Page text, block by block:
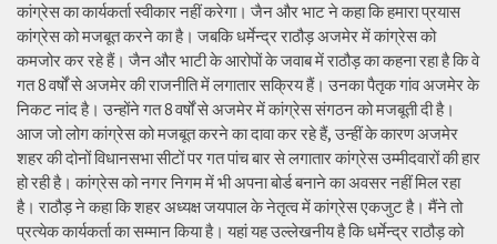
कांग्रेस का कार्यकर्ता स्वीकार नहीं करेगा। जैन और भाट ने कहा कि हमारा प्रयास
कांग्रेस को मजबूत करने का है। जबकि धर्मेन्द्र राठौड़ अजमेर में कांग्रेस को
कमजोर कर रहे हैं। जैन और भाटी के आरोपों के जवाब में राठौड़ का कहना रहा है कि वे
गत 8 वर्षों से अजमेर की राजनीति में लगातार सक्रिय हैं। उनका पैतृक गांव अजमेर के
निकट नांद है। उन्होंने गत 8 वर्षों से अजमेर में कांग्रेस संगठन को मजबूती दी है।
आज जो लोग कांग्रेस को मजबूत करने का दावा कर रहे हैं, उन्हीं के कारण अजमेर
शहर की दोनों विधानसभा सीटों पर गत पांच बार से लगातार कांग्रेस उम्मीदवारों की हार
हो रही है। कांग्रेस को नगर निगम में भी अपना बोर्ड बनाने का अवसर नहीं मिल रहा
है। राठौड़ ने कहा कि शहर अध्यक्ष जयपाल के नेतृत्व में कांग्रेस एकजुट है। मैंने तो
प्रत्येक कार्यकर्ता का सम्मान किया है। यहां यह उल्लेखनीय है कि धर्मेन्द्र राठौड़ को